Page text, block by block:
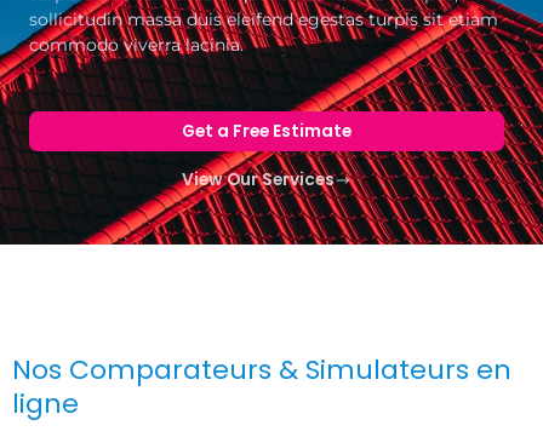
sollicitudin massa duis eleifend egestas turpis sit etiam
commodo viverra lacinia.
Get a Free Estimate
View Our Services
Nos Comparateurs & Simulateurs en
ligne